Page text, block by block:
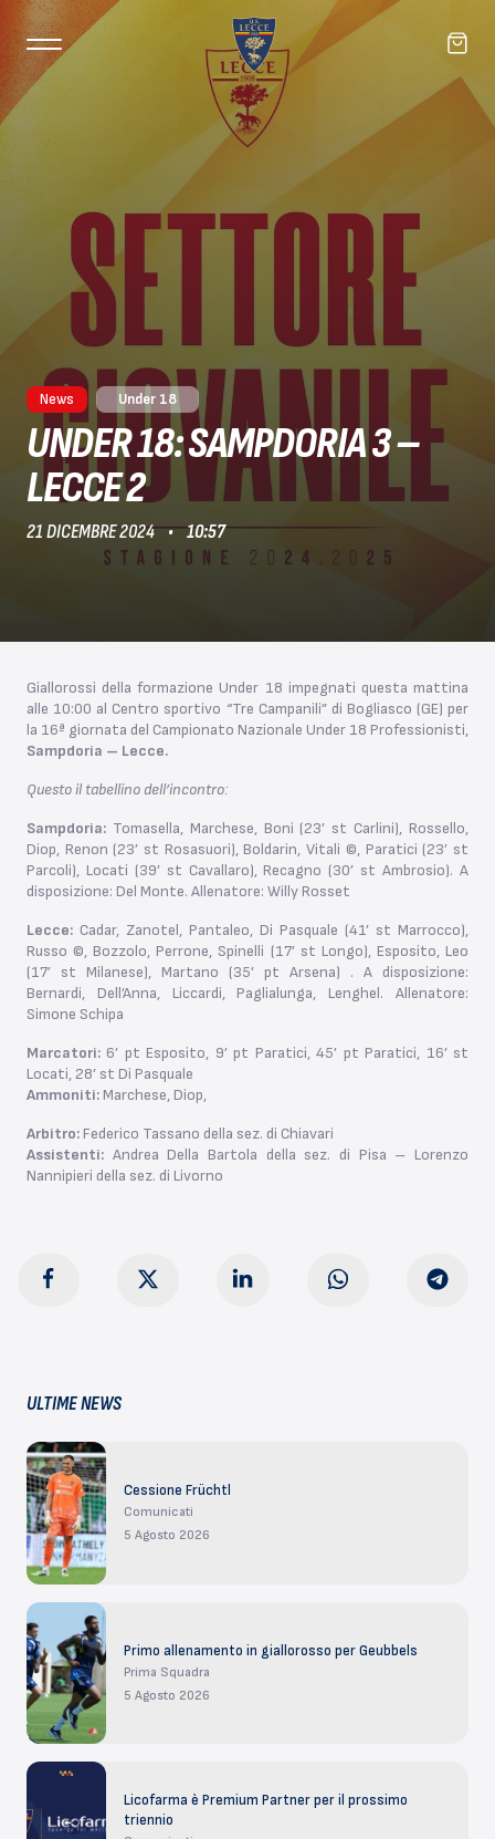
News Under 18
UNDER 18: SAMPDORIA 3 –
LECCE 2
21 DICEMBRE 2024 10:57
Giallorossi della formazione Under 18 impegnati questa mattina
alle 10:00 al Centro sportivo “Tre Campanili” di Bogliasco (GE) per
la 16ª giornata del Campionato Nazionale Under 18 Professionisti,
Sampdoria – Lecce.
Questo il tabellino dell’incontro:
Sampdoria: Tomasella, Marchese, Boni (23’ st Carlini), Rossello,
Diop, Renon (23’ st Rosasuori), Boldarin, Vitali ©, Paratici (23’ st
Parcoli), Locati (39’ st Cavallaro), Recagno (30’ st Ambrosio). A
disposizione: Del Monte. Allenatore: Willy Rosset
Lecce: Cadar, Zanotel, Pantaleo, Di Pasquale (41’ st Marrocco),
Russo ©, Bozzolo, Perrone, Spinelli (17’ st Longo), Esposito, Leo
(17’ st Milanese), Martano (35’ pt Arsena) . A disposizione:
Bernardi, Dell’Anna, Liccardi, Paglialunga, Lenghel. Allenatore:
Simone Schipa
Marcatori: 6’ pt Esposito, 9’ pt Paratici, 45’ pt Paratici, 16’ st
Locati, 28’ st Di Pasquale
Ammoniti: Marchese, Diop,
Arbitro: Federico Tassano della sez. di Chiavari
Assistenti: Andrea Della Bartola della sez. di Pisa – Lorenzo
Nannipieri della sez. di Livorno
ULTIME NEWS
Cessione Früchtl
Comunicati
5 Agosto 2026
Primo allenamento in giallorosso per Geubbels
Prima Squadra
5 Agosto 2026
Licofarma è Premium Partner per il prossimo
triennio